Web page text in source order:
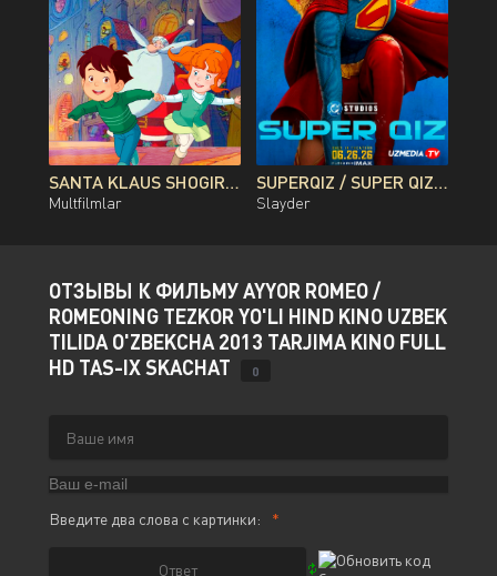
SANTA KLAUS SHOGIRDI MULTFILM UZBEK TILIDA O'ZBEKCHA 2010 TARJIMA KINO FULL HD TAS-IX SKACHAT
Multfilmlar
SUPERQIZ / SUPER QIZ PREMYERA DC FILMI UZBEK TILIDA O'ZBEKCHA 2026 TARJIMA KINO FULL HD TAS-IX SKACHAT
Slayder
ОТЗЫВЫ К ФИЛЬМУ AYYOR ROMEO /
ROMEONING TEZKOR YO'LI HIND KINO UZBEK
TILIDA O'ZBEKCHA 2013 TARJIMA KINO FULL
HD TAS-IX SKACHAT
0
Введите два слова с картинки: